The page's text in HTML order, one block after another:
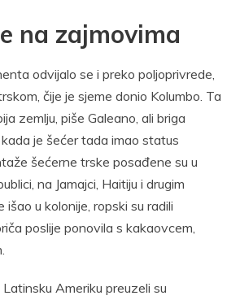
na zajmovima
odvijalo se i preko poljoprivrede,
čije je sjeme donio Kolumbo. Ta
zemlju, piše Galeano, ali briga
je šećer tada imao status
šećerne trske posađene su u
na Jamajci, Haitiju i drugim
išao u kolonije, ropski su radili
poslije ponovila s kakaovcem,
Ameriku preuzeli su